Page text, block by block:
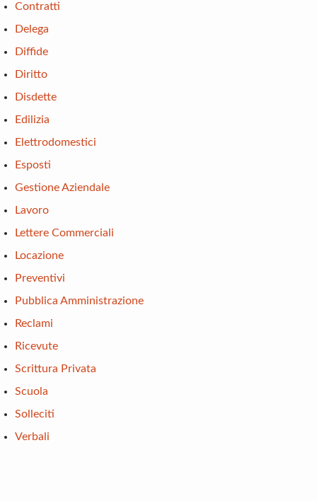
Contratti
Delega
Diffide
Diritto
Disdette
Edilizia
Elettrodomestici
Esposti
Gestione Aziendale
Lavoro
Lettere Commerciali
Locazione
Preventivi
Pubblica Amministrazione
Reclami
Ricevute
Scrittura Privata
Scuola
Solleciti
Verbali